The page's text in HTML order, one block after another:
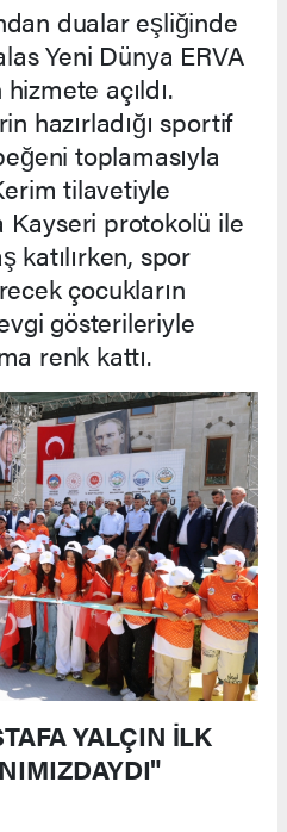
dualar eşliğinde
Yeni Dünya ERVA
açıldı.
hazırladığı sportif
toplamasıyla
tilavetiyle
protokolü ile
katılırken, spor
çocukların
gösterileriyle
renk kattı.
YALÇIN İLK